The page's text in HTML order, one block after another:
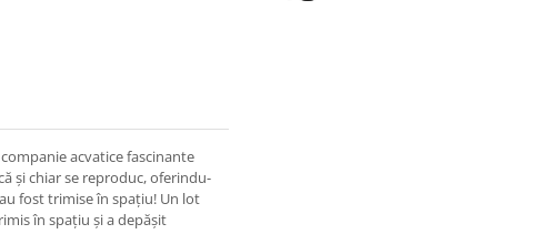
acvatice fascinante
și chiar se reproduc, oferindu-
fost trimise în spațiu! Un lot
în spațiu și a depășit